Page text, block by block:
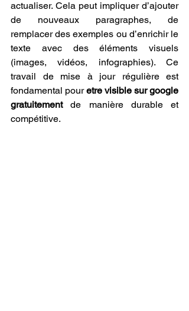
actualiser. Cela peut impliquer d’ajouter
de nouveaux paragraphes, de
remplacer des exemples ou d’enrichir le
texte avec des éléments visuels
(images, vidéos, infographies). Ce
travail de mise à jour régulière est
fondamental pour etre visible sur google
gratuitement de manière durable et
compétitive.